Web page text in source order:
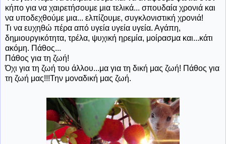
κήπο για να χαιρετήσουμε μια τελικά... σπουδαία χρονιά και
να υποδεχθούμε μια... ελπίζουμε, συγκλονιστική χρονιά!
Τι να ευχηθώ πέρα από υγεία υγεία υγεία. Αγάπη,
δημιουργικότητα, τρέλα, ψυχική ηρεμία, μοίρασμα και...κάτι
ακόμη. Πάθος...
Πάθος για τη ζωή!
Όχι για τη ζωή του άλλου...μα για τη δική μας ζωή! Πάθος για
τη ζωή μας!!!Την μοναδική μας ζωή.